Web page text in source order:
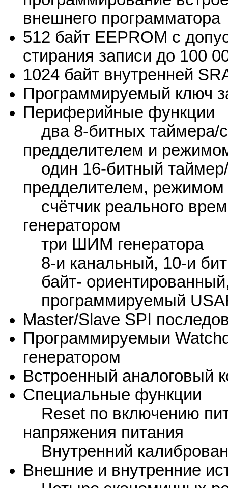
внешнего программатора
512 байт EEPROM с
стирания записи до 100
1024 байт внутренней
Программируемый ключ
Периферийные функции
два 8-битных таймера/
предделителем и
один 16-битный
предделителем, режимом
счётчик реального
генератором
три ШИМ генератора
8-и канальный, 10-и
байт-
программируемый
Master/Slave SPI
Программируемыи
генератором
Встроенный аналоговый
Специальные функции
Reset по включению
напряжения питания
Внутренний
Внешние и внутренние